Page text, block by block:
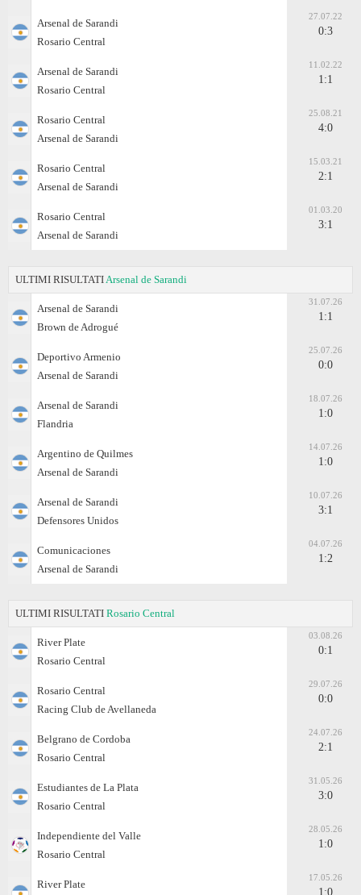
Arsenal de Sarandi
Rosario Central
27.07.22
0:3
Arsenal de Sarandi
Rosario Central
11.02.22
1:1
Rosario Central
Arsenal de Sarandi
25.08.21
4:0
Rosario Central
Arsenal de Sarandi
15.03.21
2:1
Rosario Central
Arsenal de Sarandi
01.03.20
3:1
ULTIMI RISULTATI Arsenal de Sarandi
Arsenal de Sarandi
Brown de Adrogué
31.07.26
1:1
Deportivo Armenio
Arsenal de Sarandi
25.07.26
0:0
Arsenal de Sarandi
Flandria
18.07.26
1:0
Argentino de Quilmes
Arsenal de Sarandi
14.07.26
1:0
Arsenal de Sarandi
Defensores Unidos
10.07.26
3:1
Comunicaciones
Arsenal de Sarandi
04.07.26
1:2
ULTIMI RISULTATI Rosario Central
River Plate
Rosario Central
03.08.26
0:1
Rosario Central
Racing Club de Avellaneda
29.07.26
0:0
Belgrano de Cordoba
Rosario Central
24.07.26
2:1
Estudiantes de La Plata
Rosario Central
31.05.26
3:0
Independiente del Valle
Rosario Central
28.05.26
1:0
River Plate
17.05.26
1:0